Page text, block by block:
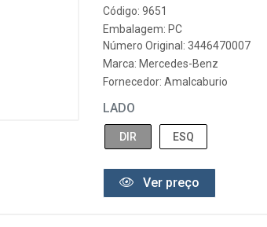
Código: 9651
Embalagem: PC
Número Original: 3446470007
Marca: Mercedes-Benz
Fornecedor: Amalcaburio
LADO
DIR ESQ
Ver preço